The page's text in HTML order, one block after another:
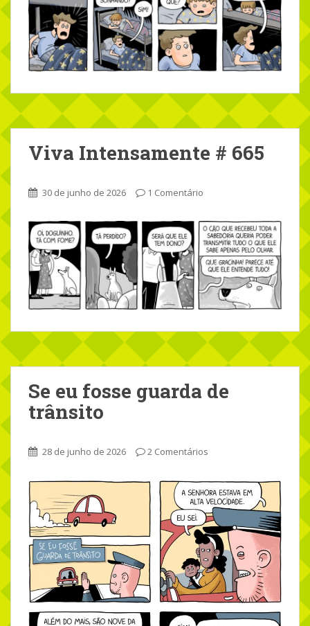
Viva Intensamente # 665
30 de junho de 2026 1 Comentário
Se eu fosse guarda de
trânsito
28 de junho de 2026 2 Comentários